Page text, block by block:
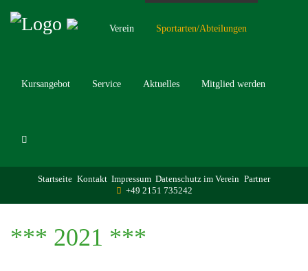
Verein Sportarten/Abteilungen
Kursangebot Service Aktuelles Mitglied werden
Startseite Kontakt Impressum Datenschutz im Verein Partner
+49 2151 735242
*** 2021 ***